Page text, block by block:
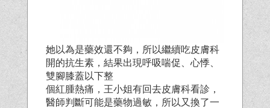
她以為是藥效還不夠，所以繼續吃皮膚科
開的抗生素，結果出現呼吸喘促、心悸、
雙腳膝蓋以下整
個紅腫熱痛，王小姐有回去皮膚科看診，
醫師判斷可能是藥物過敏，所以又換了一